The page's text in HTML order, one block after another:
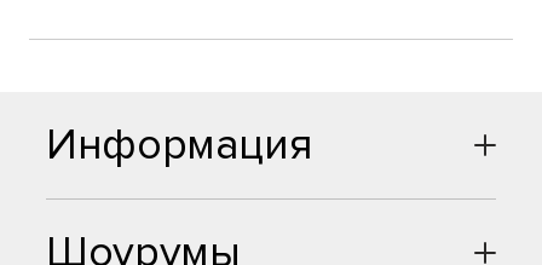
Шоурумы
Информация